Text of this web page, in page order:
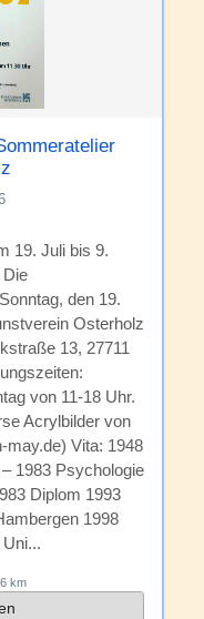
19. Juli bis 9.
Die
den 19.
Osterholz
13, 27711
von 11-18 Uhr.
Acrylbilder von
may.de) Vita: 1948
1983 Psychologie
Diplom 1993
1998
km